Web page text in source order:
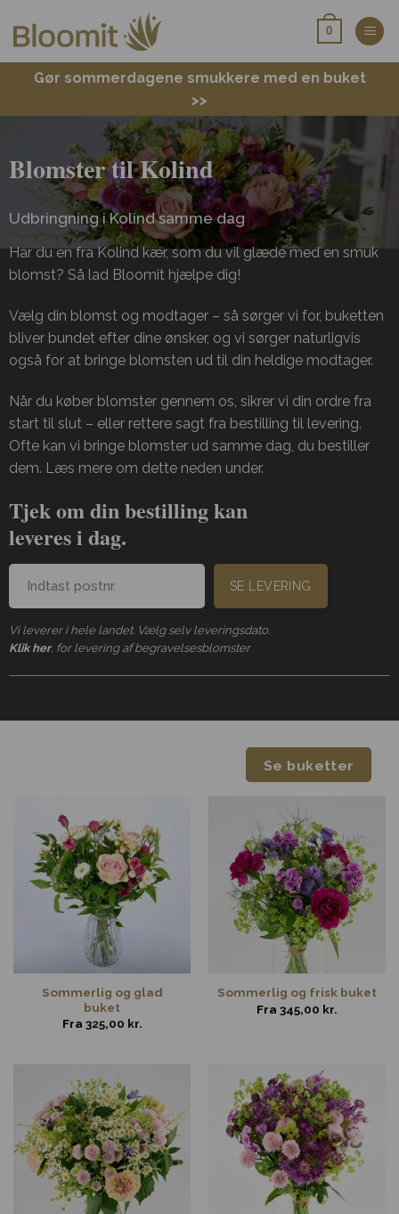
0
Gør sommerdagene smukkere med en buket
>>
Blomster til Kolind
Udbringning i Kolind samme dag
Har du en fra Kolind kær, som du vil glæde med en smuk
blomst? Så lad Bloomit hjælpe dig!
Vælg din blomst og modtager – så sørger vi for, buketten
bliver bundet efter dine ønsker, og vi sørger naturligvis
også for at bringe blomsten ud til din heldige modtager.
Når du køber blomster gennem os, sikrer vi din ordre fra
start til slut – eller rettere sagt fra bestilling til levering.
Ofte kan vi bringe blomster ud samme dag, du bestiller
dem. Læs mere om dette neden under.
Tjek om din bestilling kan
leveres i dag.
SE LEVERING
Vi leverer i hele landet. Vælg selv leveringsdato.
Klik her, for levering af begravelsesblomster
Se buketter
Sommerlig og glad
buket
Fra 325,00 kr.
Sommerlig og frisk buket
Fra 345,00 kr.